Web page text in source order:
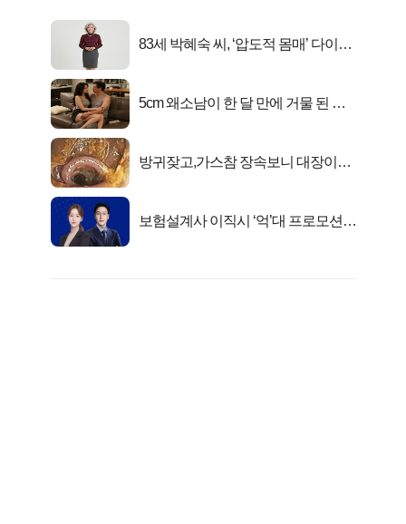
83세 박혜숙 씨, ‘압도적 몸매’ 다이어
5cm 왜소남이 한 달 만에 거물 된 사
방귀잦고,가스참 장속보니 대장이아
보험설계사 이직시 ‘억’대 프로모션!